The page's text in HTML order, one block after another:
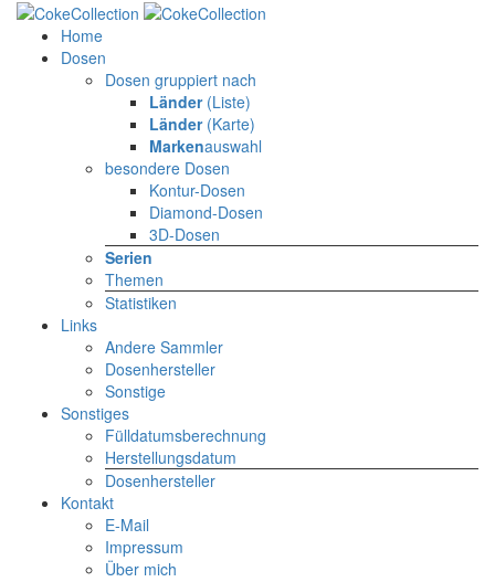
Home
Dosen
Dosen gruppiert nach
Länder(Liste)
Länder(Karte)
Markenauswahl
besondere Dosen
Kontur-Dosen
Diamond-Dosen
3D-Dosen
Serien
Themen
Statistiken
Links
Andere Sammler
Dosenhersteller
Sonstige
Sonstiges
Fülldatumsberechnung
Herstellungsdatum
Dosenhersteller
Kontakt
E-Mail
Impressum
Über mich